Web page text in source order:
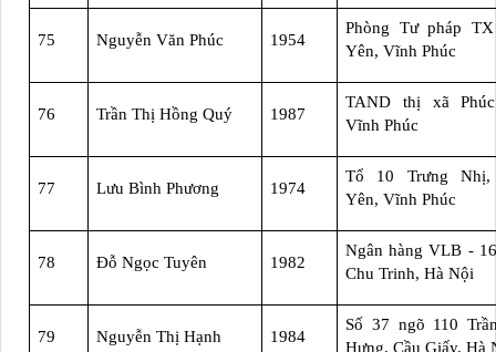
75 Nguyễn Văn Phúc 1954
Phòng Tư pháp TX
Yên, Vĩnh Phúc
76 Trần Thị Hồng Quý 1987
TAND thị xã
Vĩnh Phúc
77 Lưu Bình Phương 1974
Tổ 10 Trưng Nhị,
Yên, Vĩnh Phúc
78 Đỗ Ngọc Tuyên 1982
Ngân hàng VLB -
Chu Trinh, Hà Nội
79 Nguyễn Thị Hạnh 1984
Số 37 ngõ 110
Hưng, Cầu Giấy, Hà